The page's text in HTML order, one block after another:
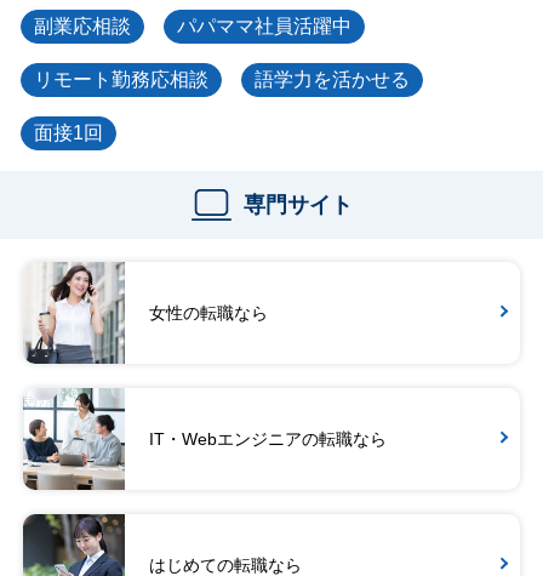
副業応相談 パパママ社員活躍中
リモート勤務応相談 語学力を活かせる
面接1回
専門サイト
女性の転職なら
IT・Webエンジニアの転職なら
はじめての転職なら